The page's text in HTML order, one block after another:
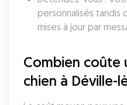
personnalisés tandis
mises à jour par
Combien coûte
chien à Déville-